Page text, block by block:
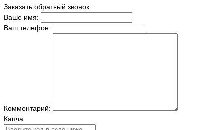
Заказать обратный звонок
Ваше имя:
Ваш телефон:
Комментарий:
Капча